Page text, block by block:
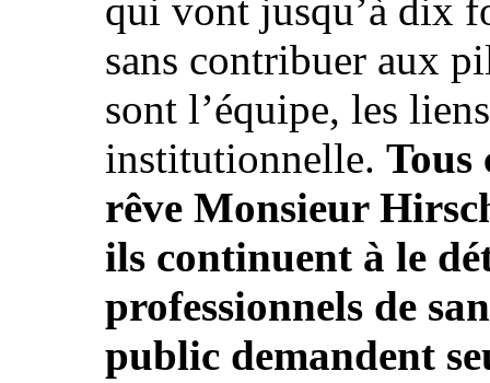
qui vont jusqu’à dix
sans contribuer aux
sont l’équipe, les
institutionnelle. Tous
rêve Monsieur
ils continuent à le
professionnels de
public demandent